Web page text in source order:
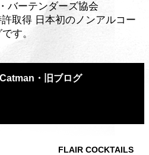
バーテンダーズ協会
取得 日本初のノンアルコー
す。
Catman・旧ブログ
FLAIR COCKTAILS